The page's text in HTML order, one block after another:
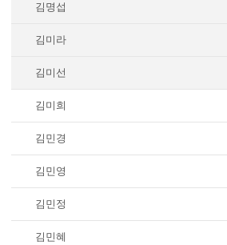
김명섭
김미라
김미선
김미희
김민경
김민영
김민정
김민혜